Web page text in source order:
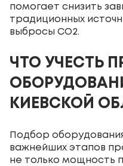
помогает снизить
традиционных
выбросы CO2.
ЧТО УЧЕСТЬ
КИЕВСКОЙ
Подбор
важнейших этапов
не только мощность